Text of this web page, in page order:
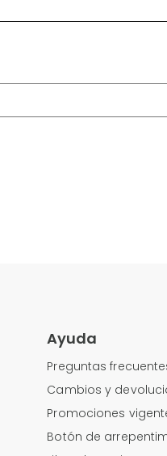
Ayuda
Preguntas
Cambios y
Promociones
Botón de